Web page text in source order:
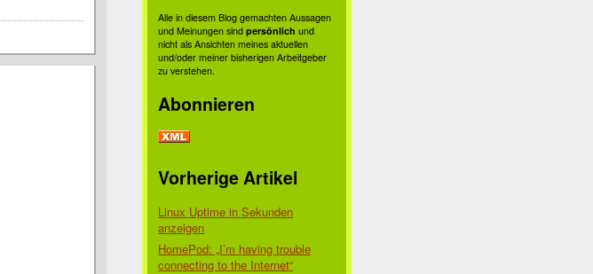
Alle in diesem Blog gemachten Aussagen
und Meinungen sind persönlich und
nicht als Ansichten meines aktuellen
und/oder meiner bisherigen Arbeitgeber
zu verstehen.
Abonnieren
Vorherige Artikel
Linux Uptime in Sekunden
anzeigen
HomePod: „I’m having trouble
connecting to the Internet“